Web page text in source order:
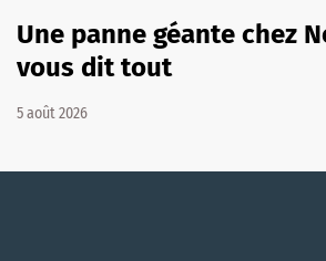
Une panne géante chez
vous dit tout
5 août 2026